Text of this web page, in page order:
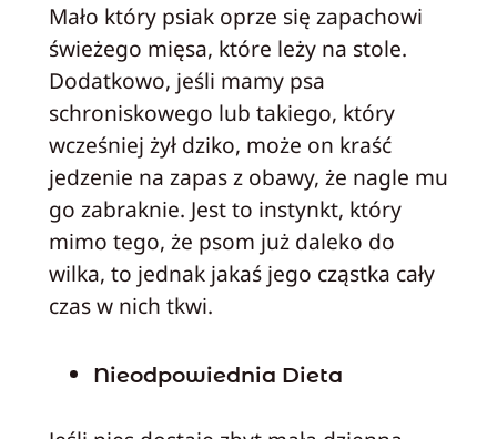
Mało który psiak oprze się zapachowi
świeżego mięsa, które leży na stole.
Dodatkowo, jeśli mamy psa
schroniskowego lub takiego, który
wcześniej żył dziko, może on kraść
jedzenie na zapas z obawy, że nagle mu
go zabraknie. Jest to instynkt, który
mimo tego, że psom już daleko do
wilka, to jednak jakaś jego cząstka cały
czas w nich tkwi.
Nieodpowiednia Dieta